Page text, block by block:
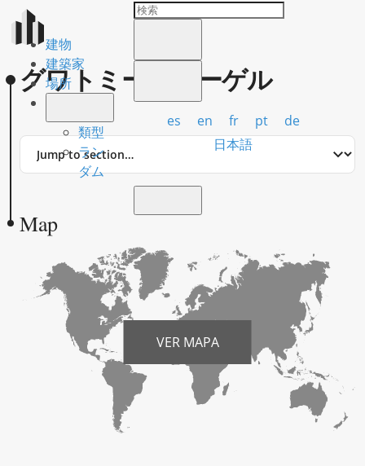
建物
建築家
場所
類型
ラン
ダム
es en fr pt
de
日本語
グワトミー・シーゲル
Jump
Map
VER MAPA